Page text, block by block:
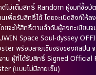
ดีไม่เต็มสิทธิ์ Random ผู้ชมที่ซื้อบั
เพื่อรับสิทธิ์ได้ โดยจะเปิดลิงก์ให้ล
ยจะให้สิทธิ์ตามลำดับผู้ลงทะเบียน
Space Soul-dyssey
พร้อมลายเซ็นจริงของศิลปิน
าน ผู้ที่ได้รับสิทธิ์ Signed Official
(แบบไม่มีลายเซ็น)